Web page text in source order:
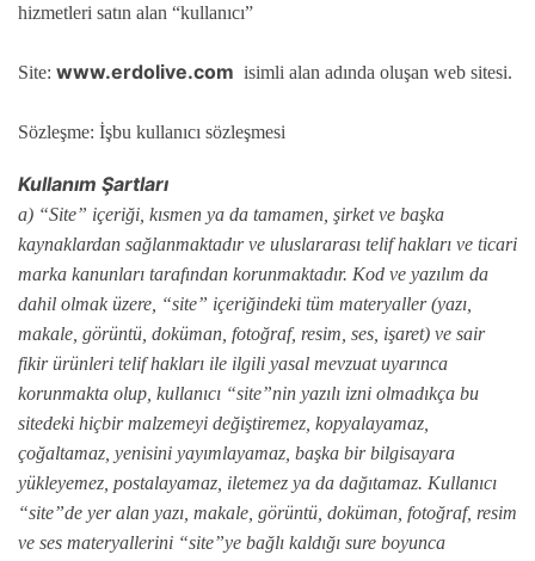
hizmetleri satın alan “kullanıcı”
Site: www.erdolive.com isimli alan adında oluşan web sitesi.
Sözleşme: İşbu kullanıcı sözleşmesi
Kullanım Şartları
a) “Site” içeriği, kısmen ya da tamamen, şirket ve başka
kaynaklardan sağlanmaktadır ve uluslararası telif hakları ve ticari
marka kanunları tarafından korunmaktadır. Kod ve yazılım da
dahil olmak üzere, “site” içeriğindeki tüm materyaller (yazı,
makale, görüntü, doküman, fotoğraf, resim, ses, işaret) ve sair
fikir ürünleri telif hakları ile ilgili yasal mevzuat uyarınca
korunmakta olup, kullanıcı “site”nin yazılı izni olmadıkça bu
sitedeki hiçbir malzemeyi değiştiremez, kopyalayamaz,
çoğaltamaz, yenisini yayımlayamaz, başka bir bilgisayara
yükleyemez, postalayamaz, iletemez ya da dağıtamaz. Kullanıcı
“site”de yer alan yazı, makale, görüntü, doküman, fotoğraf, resim
ve ses materyallerini “site”ye bağlı kaldığı sure boyunca